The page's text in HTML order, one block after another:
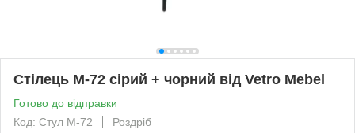
Стілець М-72 сірий + чорний від Vetro Mebel
Готово до відправки
Код: Стул М-72
Роздріб